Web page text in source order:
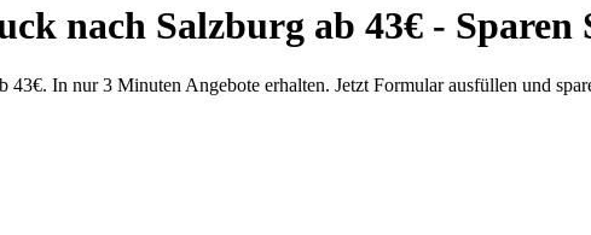
nach Salzburg ab 43€ - Sparen
In nur 3 Minuten Angebote erhalten. Jetzt Formular ausfüllen und